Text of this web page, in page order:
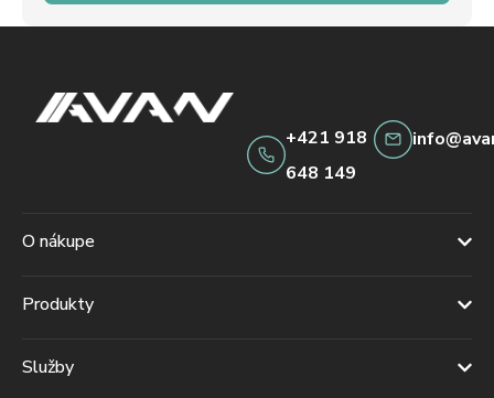
+421 918
648 149
O nákupe
Produkty
Služby